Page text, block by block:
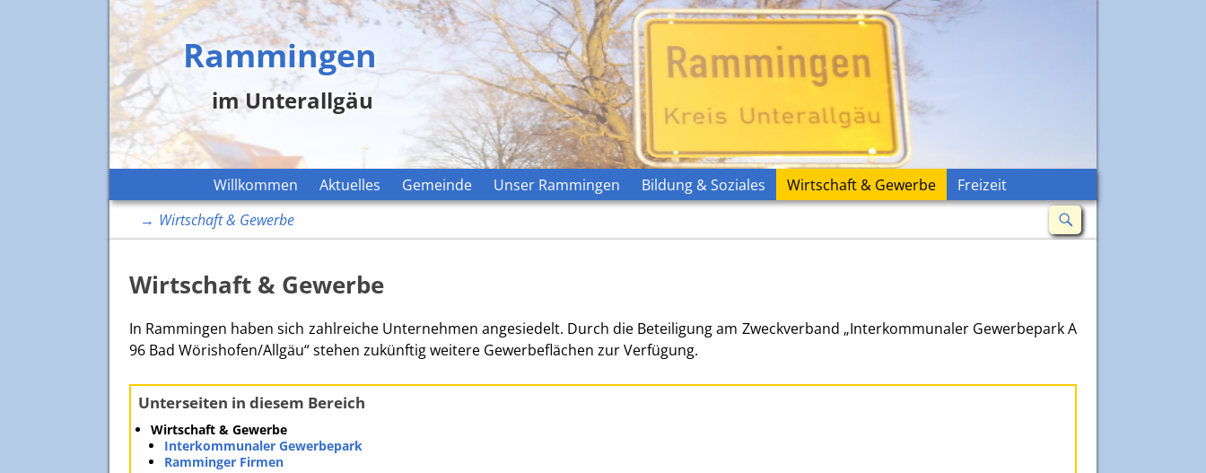
Rammingen
im Unterallgäu
Willkommen Aktuelles Gemeinde Unser Rammingen Bildung & Soziales Wirtschaft & Gewerbe
Freizeit
→ Wirtschaft & Gewerbe
Wirtschaft & Gewerbe
In Rammingen haben sich zahlreiche Unternehmen angesiedelt. Durch die Beteiligung am Zweckverband „Interkommunaler Gewerbepark A
96 Bad Wörishofen/Allgäu“ stehen zukünftig weitere Gewerbeflächen zur Verfügung.
Unterseiten in diesem Bereich
Wirtschaft & Gewerbe
Interkommunaler Gewerbepark
Ramminger Firmen